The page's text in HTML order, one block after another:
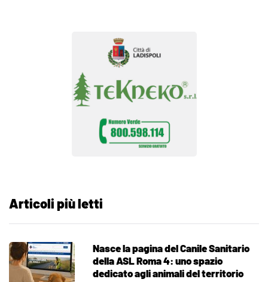
Articoli più letti
Nasce la pagina del Canile Sanitario
della ASL Roma 4: uno spazio
dedicato agli animali del territorio